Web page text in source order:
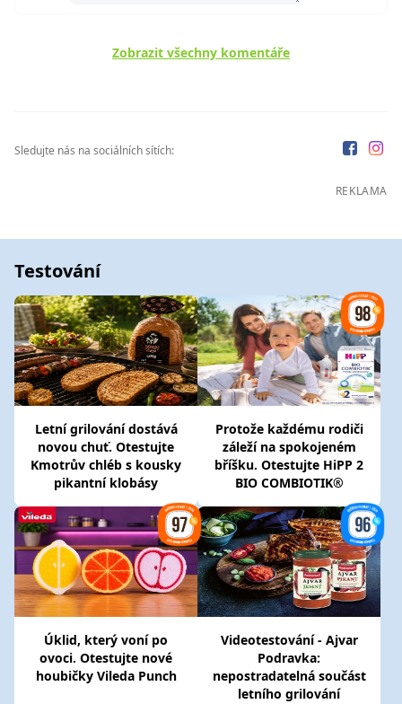
Zobrazit všechny komentáře
Sledujte nás na sociálních sítích:
REKLAMA
Testování
Letní grilování dostává
novou chuť. Otestujte
Kmotrův chléb s kousky
pikantní klobásy
Protože každému rodiči
záleží na spokojeném
bříšku. Otestujte HiPP 2
BIO COMBIOTIK®
Úklid, který voní po
ovoci. Otestujte nové
houbičky Vileda Punch
Videotestování - Ajvar
Podravka:
nepostradatelná součást
letního grilování